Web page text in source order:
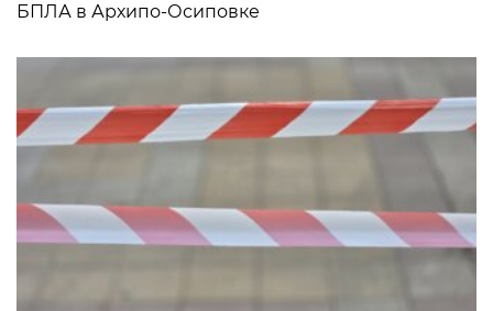
БПЛА в Архипо-Осиповке